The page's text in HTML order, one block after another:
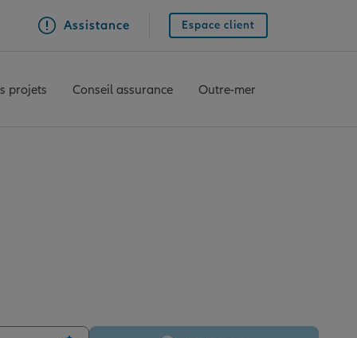
Assistance Espace client
projets Conseil assurance Outre-mer